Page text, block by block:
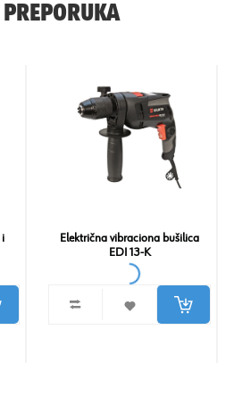
PREPORUKA
i
Električna vibraciona bušilica
EDI 13-K